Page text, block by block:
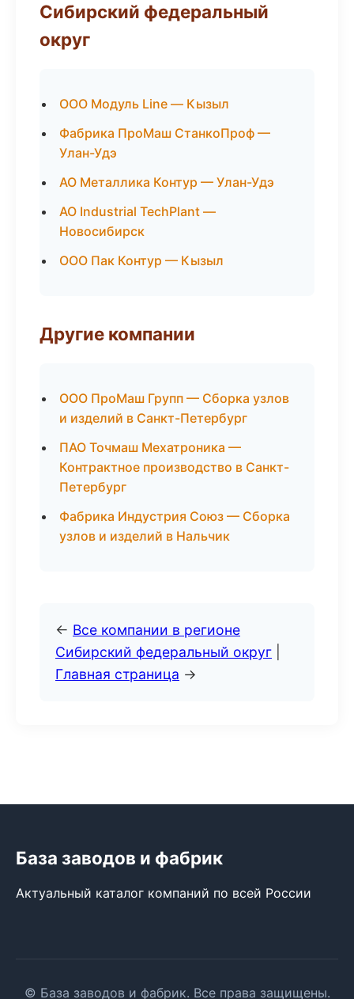
Сибирский федеральный
округ
ООО Модуль Line — Кызыл
Фабрика ПроМаш СтанкоПроф —
Улан-Удэ
АО Металлика Контур — Улан-Удэ
АО Industrial TechPlant —
Новосибирск
ООО Пак Контур — Кызыл
Другие компании
ООО ПроМаш Групп — Сборка узлов
и изделий в Санкт-Петербург
ПАО Точмаш Мехатроника —
Контрактное производство в Санкт-
Петербург
Фабрика Индустрия Союз — Сборка
узлов и изделий в Нальчик
← Все компании в регионе
Сибирский федеральный округ
Главная страница →
База заводов и фабрик
Актуальный каталог компаний по всей России
© База заводов и фабрик. Все права защищены.